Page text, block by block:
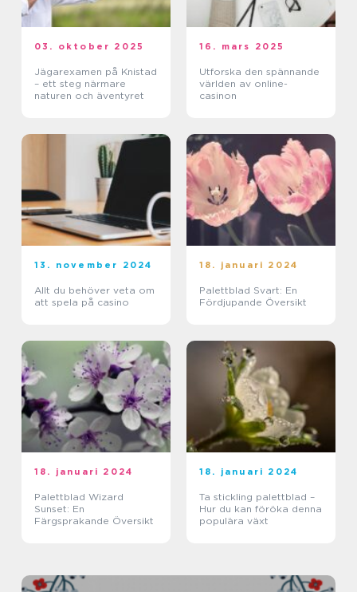
03. oktober 2025
Jägarexamen på Knistad
– ett steg närmare
naturen och äventyret
16. mars 2025
Utforska den spännande
världen av online-
casinon
13. november 2024
Allt du behöver veta om
att spela på casino
18. januari 2024
Palettblad Svart: En
Fördjupande Översikt
18. januari 2024
Palettblad Wizard
Sunset: En
Färgsprakande Översikt
18. januari 2024
Ta stickling palettblad –
Hur du kan föröka denna
populära växt